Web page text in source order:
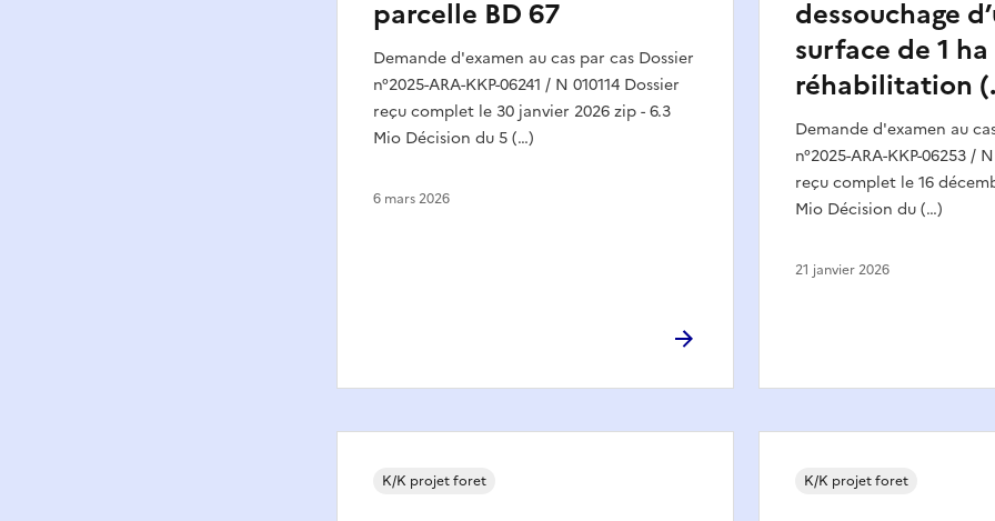
parcelle BD 67
Demande d'examen au cas par cas Dossier
n°2025-ARA-KKP-06241 / N 010114 Dossier
reçu complet le 30 janvier 2026 zip - 6.3
Mio Décision du 5 (…)
6 mars 2026
dessouchage
surface de 1
réhabilitation
Demande d'examen au
n°2025-ARA-KKP-06253 /
reçu complet le 16
Mio Décision du (…)
21 janvier 2026
K/K projet foret K/K projet foret